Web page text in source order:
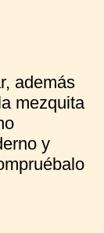
además
mezquita
y